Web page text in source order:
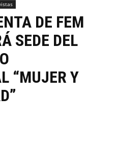
DE FEM
SEDE DEL
“MUJER Y